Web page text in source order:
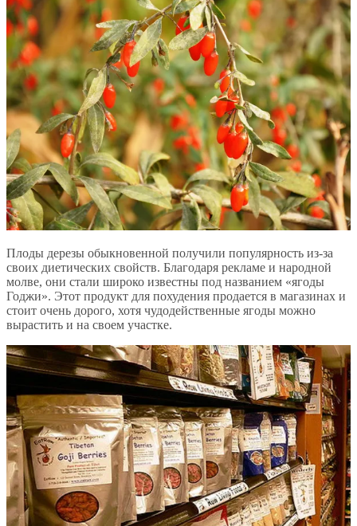
Плоды дерезы обыкновенной получили популярность из-за
своих диетических свойств. Благодаря рекламе и народной
молве, они стали широко известны под названием «ягоды
Годжи». Этот продукт для похудения продается в магазинах и
стоит очень дорого, хотя чудодейственные ягоды можно
вырастить и на своем участке.